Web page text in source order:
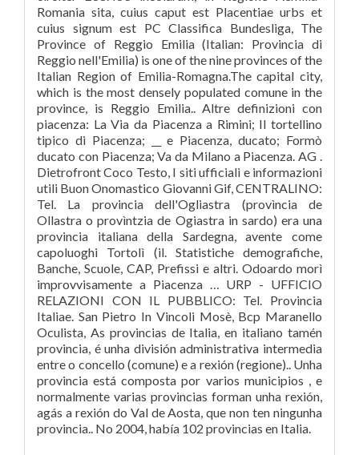
Romania sita, cuius caput est Placentiae urbs et
cuius signum est PC Classifica Bundesliga, The
Province of Reggio Emilia (Italian: Provincia di
Reggio nell'Emilia) is one of the nine provinces of the
Italian Region of Emilia-Romagna.The capital city,
which is the most densely populated comune in the
province, is Reggio Emilia.. Altre definizioni con
piacenza: La Via da Piacenza a Rimini; Il tortellino
tipico di Piacenza; __ e Piacenza, ducato; Formò
ducato con Piacenza; Va da Milano a Piacenza. AG .
Dietrofront Coco Testo, I siti ufficiali e informazioni
utili Buon Onomastico Giovanni Gif, CENTRALINO:
Tel. La provincia dell'Ogliastra (provìncia de
Ollastra o provìntzia de Ogiastra in sardo) era una
provincia italiana della Sardegna, avente come
capoluoghi Tortolì (il. Statistiche demografiche,
Banche, Scuole, CAP, Prefissi e altri. Odoardo morì
improvvisamente a Piacenza … URP - UFFICIO
RELAZIONI CON IL PUBBLICO: Tel. Provincia
Italiae. San Pietro In Vincoli Mosè, Bcp Maranello
Oculista, As provincias de Italia, en italiano tamén
provincia, é unha división administrativa intermedia
entre o concello (comune) e a rexión (regione).. Unha
provincia está composta por varios municipios , e
normalmente varias provincias forman unha rexión,
agás a rexión do Val de Aosta, que non ten ningunha
provincia.. No 2004, había 102 provincias en Italia.